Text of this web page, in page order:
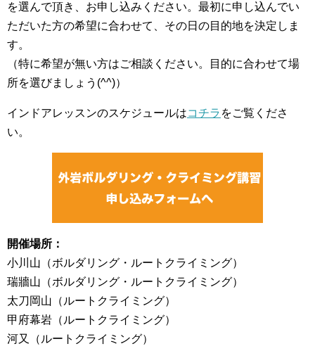
を選んで頂き、お申し込みください。最初に申し込んでい
ただいた方の希望に合わせて、その日の目的地を決定しま
す。
（特に希望が無い方はご相談ください。目的に合わせて場
所を選びましょう(^^)）
インドアレッスンのスケジュールはコチラ をご覧くださ
い。
開催場所：
小川山（ボルダリング・ルートクライミング）
瑞牆山（ボルダリング・ルートクライミング）
太刀岡山（ルートクライミング）
甲府幕岩（ルートクライミング）
河又（ルートクライミング）